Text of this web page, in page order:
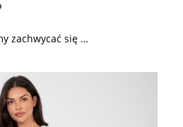
zachwycać się …